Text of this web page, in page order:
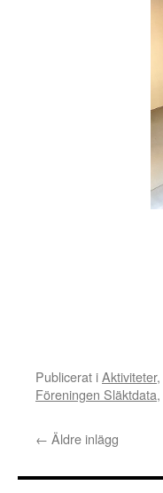
Publicerat iAktiviteter,
Föreningen Släktdata,
← Äldre inlägg